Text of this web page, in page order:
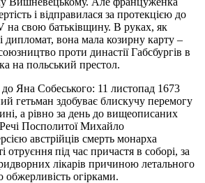
і відправилася за протекцією до
свою батьківщину. В руках, як
дипломат, вона мала козирну карту –
проти династії Габсбургів в
на польський престол.
Яна Собеського: 11 листопад 1673
гетьман здобуває блискучу перемогу
а рівно за день до вищеописаних
Посполитої Михайло
австрійців смерть монарха
отруєння під час причастя в соборі, за
лікарів причиною летального
обжерливість огірками.